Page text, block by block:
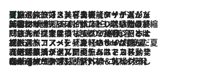
2026.8.7
【厳選旅コスメ】「多機能アイテムがメイン！」旅好き美容エディターが選んだ夏旅ベストコスメを発表【Mサイズジップ】
2026.8.6
「荷物が増えるほど旅ストレスは増す」美容ジャーナリストがたどり着いた最終結論。“化粧品を劇的に減らす”感動の凝縮美容とは
2026.8.6
「旅先には金髪ウィッグを持参」日本と同じメイクでは損してる!? 美容ジャーナリストが提案する“掟破りの旅美容”とは
2026.8.6
【厳選旅コスメ】「身軽さ＆UV対策重視！」ヘアアーティストshucoが選んだ夏旅ベストコスメを発表【Mサイズジップ】
2026.8.5
【厳選旅コスメ】国内をあちこち移動する河井菜摘が選んだ夏旅ベストコスメ発表！「リラックスアイテムはマスト」【Mサイズジップ】
2026.8.4
【厳選旅コスメ】「紫外線＆乾燥対策しながらメイク感も！」ヘア＆メイクGeorgeが選んだ夏旅ベストコスメを発表！【Mサイズジップ】